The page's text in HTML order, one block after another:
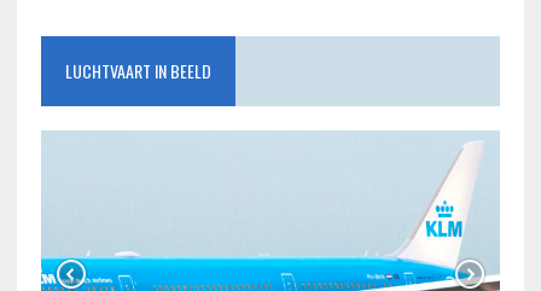
LUCHTVAART IN BEELD